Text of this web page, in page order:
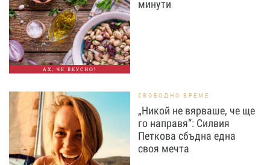
АХ, ЧЕ ВКУСНО!
минути
СВОБОДНО ВРЕМЕ
„Никой не вярваше, че ще
го направя“: Силвия
Петкова сбъдна една
своя мечта